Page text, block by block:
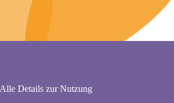
Details zur Nutzung